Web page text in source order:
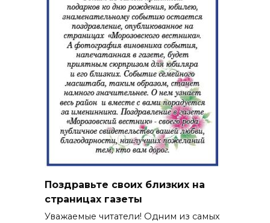
Поздравьте своих близких на
страницах газеты
Уважаемые читатели! Одним из самых